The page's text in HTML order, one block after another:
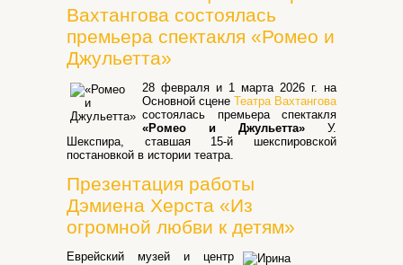
Вахтангова состоялась
премьера спектакля «Ромео и
Джульетта»
28 февраля и 1 марта 2026 г. на
Основной сцене Театра Вахтангова
состоялась премьера спектакля
«Ромео и Джульетта» У.
Шекспира, ставшая 15-й шекспировской
постановкой в истории театра.
Презентация работы
Дэмиена Херста «Из
огромной любви к детям»
Еврейский музей и центр